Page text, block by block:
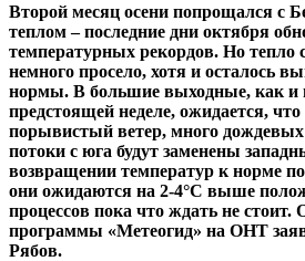
Второй месяц осени попрощался с
теплом – последние дни октября
температурных рекордов. Но тепло
немного просело, хотя и осталось
нормы. В большие выходные, как и
предстоящей неделе, ожидается,
порывистый ветер, много
потоки с юга будут заменены
возвращении температур к норме
они ожидаются на 2-4°C выше
процессов пока что ждать не стоит.
программы «Метеогид» на ОНТ
Рябов.